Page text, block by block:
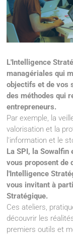
L'Intelligence
managériales qui
objectifs et de vos
des méthodes qui
entrepreneurs.
Par exemple, la
valorisation et la
l'information et le
La SPI, la Sowalfin
vous proposent de
l'Intelligence
vous invitant à
Stratégique.
Ces ateliers,
découvrir les
premiers outils et